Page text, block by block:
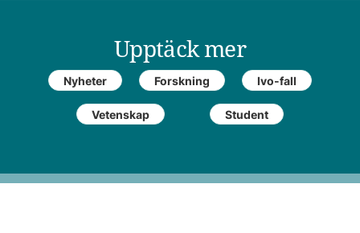
Upptäck mer
Nyheter Forskning Ivo-fall
Vetenskap Student